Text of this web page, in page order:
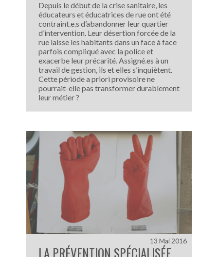
Depuis le début de la crise sanitaire, les
éducateurs et éducatrices de rue ont été
contraint.e.s d’abandonner leur quartier
d’intervention. Leur désertion forcée de la
rue laisse les habitants dans un face à face
parfois compliqué avec la police et
exacerbe leur précarité. Assigné.es à un
travail de gestion, ils et elles s’inquiètent.
Cette période a priori provisoire ne
pourrait-elle pas transformer durablement
leur métier ?
LA PRÉVENTION SPÉCIALISÉE
13 Mai 2016